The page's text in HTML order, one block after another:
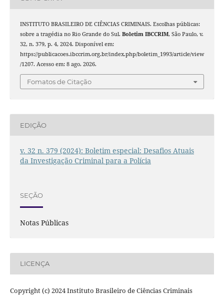
INSTITUTO BRASILEIRO DE CIÊNCIAS CRIMINAIS. Escolhas públicas:
sobre a tragédia no Rio Grande do Sul. Boletim IBCCRIM, São Paulo, v.
32, n. 379, p. 4, 2024. Disponível em:
https://publicacoes.ibccrim.org.br/index.php/boletim_1993/article/view
/1207. Acesso em: 8 ago. 2026.
Fomatos de Citação
EDIÇÃO
v. 32 n. 379 (2024): Boletim especial: Desafios Atuais
da Investigação Criminal para a Polícia
SEÇÃO
Notas Públicas
LICENÇA
Copyright (c) 2024 Instituto Brasileiro de Ciências Criminais